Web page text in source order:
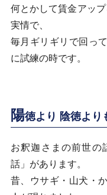
何とかして賃金アッ
実情で、
毎月ギリギリで回っ
に試練の時です。
陽徳より 陰徳より
お釈迦さまの前世の
話」があります。
昔、ウサギ・山犬・